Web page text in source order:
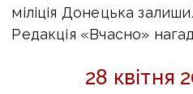
міліція Донецька
Редакція «Вчасно»
28 квітня